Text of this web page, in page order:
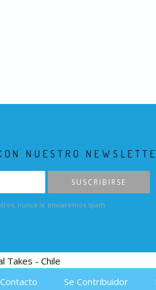
NUESTRO
SUSCRIBIRSE
nunca le enviaremos spam
Contacto Se Contribuidor